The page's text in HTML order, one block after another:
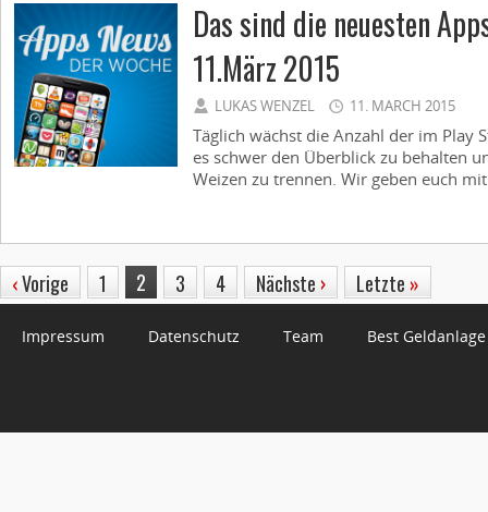
Das sind die neuesten
11.März 2015
LUKAS WENZEL 11. MARCH 2015
Täglich wächst die Anzahl der im Play
es schwer den Überblick zu behalten
Weizen zu trennen. Wir geben euch
‹Vorige 1 2 3 4 Nächste › Letzte »
Impressum Datenschutz Team Best Geldanlage